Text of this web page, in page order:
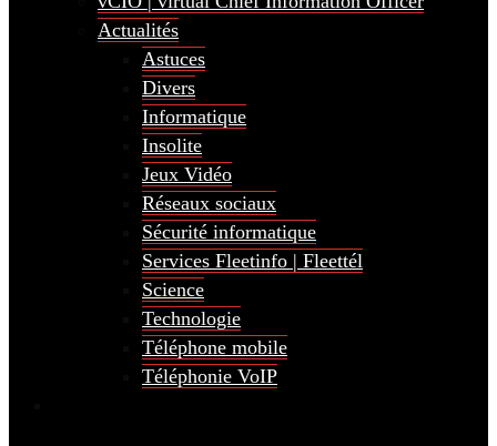
Actualités
Astuces
Divers
Informatique
Insolite
Jeux Vidéo
Réseaux sociaux
Sécurité informatique
Services Fleetinfo | Fleettél
Science
Technologie
Téléphone mobile
Téléphonie VoIP